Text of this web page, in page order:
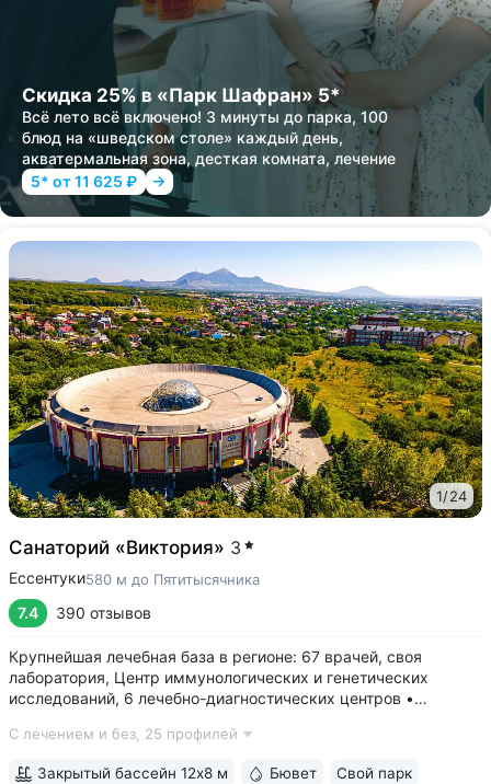
Скидка 25% в «Парк Шафран» 5*
Всё лето всё включено! 3 минуты до парка, 100
блюд на «шведском столе» каждый день,
акватермальная зона, десткая комната, лечение
5* от 11 625 ₽
1/24
Санаторий «Виктория» 3
Ессентуки580 м до Пятитысячника
7.4 390 отзывов
Крупнейшая лечебная база в регионе: 67 врачей, своя
лаборатория, Центр иммунологических и генетических
исследований, 6 лечебно-диагностических центров •
Ессентуков. 18 минут прогулки до Грязелечебницы им.
С лечением и без, 25 профилей
Закрытый бассейн 12х8 м Бювет Свой парк